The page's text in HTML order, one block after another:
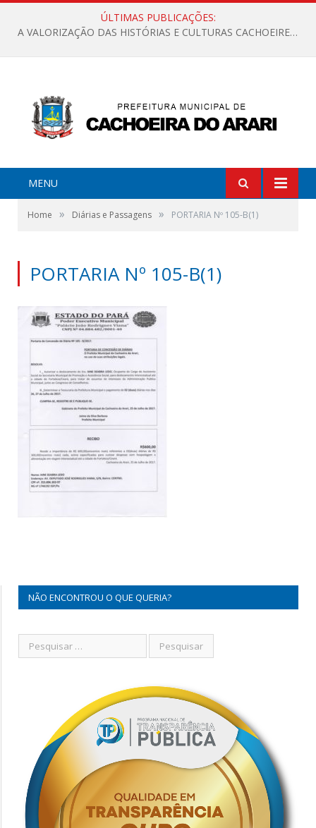
ÚLTIMAS PUBLICAÇÕES:
A VALORIZAÇÃO DAS HISTÓRIAS E CULTURAS CACHOEIRENSES
MENU
Home » Diárias e Passagens » PORTARIA Nº 105-B(1)
PORTARIA Nº 105-B(1)
NÃO ENCONTROU O QUE QUERIA?